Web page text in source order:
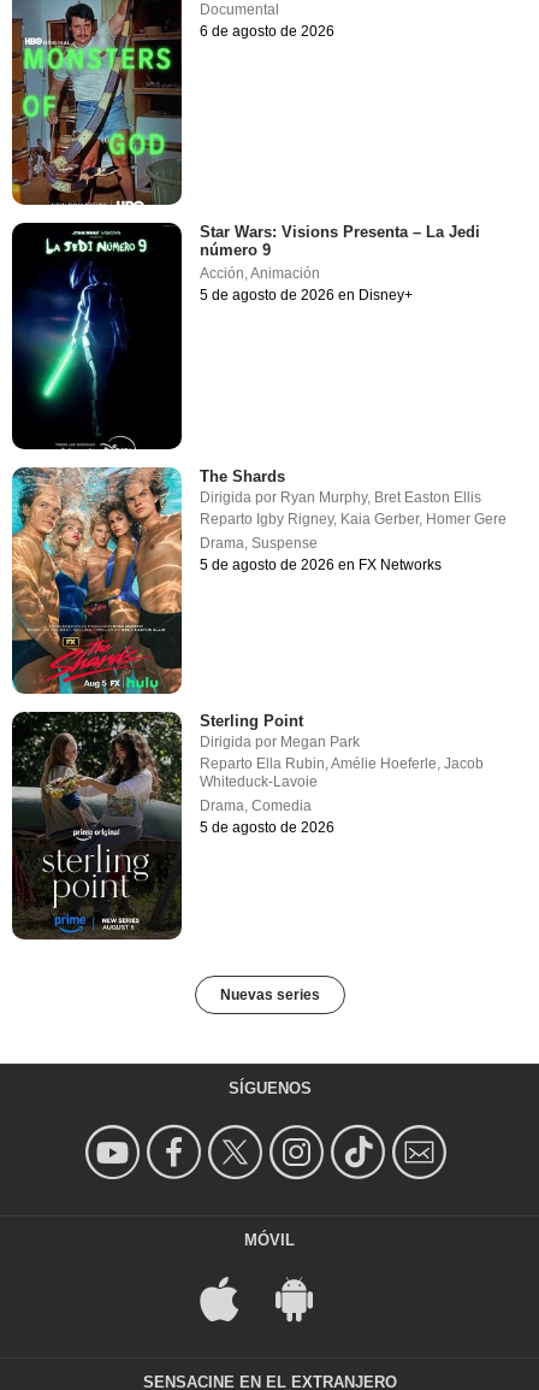
Documental
6 de agosto de 2026
Star Wars: Visions Presenta – La Jedi
número 9
Acción ,Animación
5 de agosto de 2026 en Disney+
The Shards
Dirigida por Ryan Murphy, Bret Easton Ellis
Reparto Igby Rigney, Kaia Gerber, Homer Gere
Drama,Suspense
5 de agosto de 2026 en FX Networks
Sterling Point
Dirigida por Megan Park
Reparto Ella Rubin,Amélie Hoeferle,Jacob
Whiteduck-Lavoie
Drama,Comedia
5 de agosto de 2026
Nuevas series
SÍGUENOS
MÓVIL
SENSACINE EN EL EXTRANJERO